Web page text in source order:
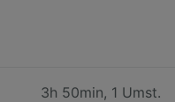
3h 50min, 1 Umst.